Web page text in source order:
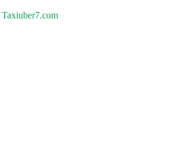
Taxiuber7.com